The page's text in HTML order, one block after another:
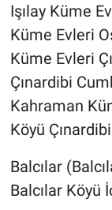
Işılay Küme
Küme Evleri
Küme Evleri
Çınardibi
Kahraman
Köyü
Balcılar
Balcılar Köyü